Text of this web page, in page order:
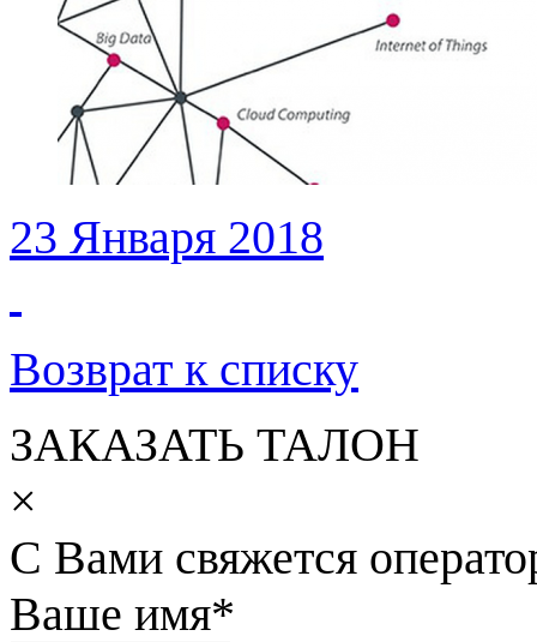
23 Января 2018
Возврат к списку
ЗАКАЗАТЬ ТАЛОН
×
С Вами свяжется
Ваше имя*